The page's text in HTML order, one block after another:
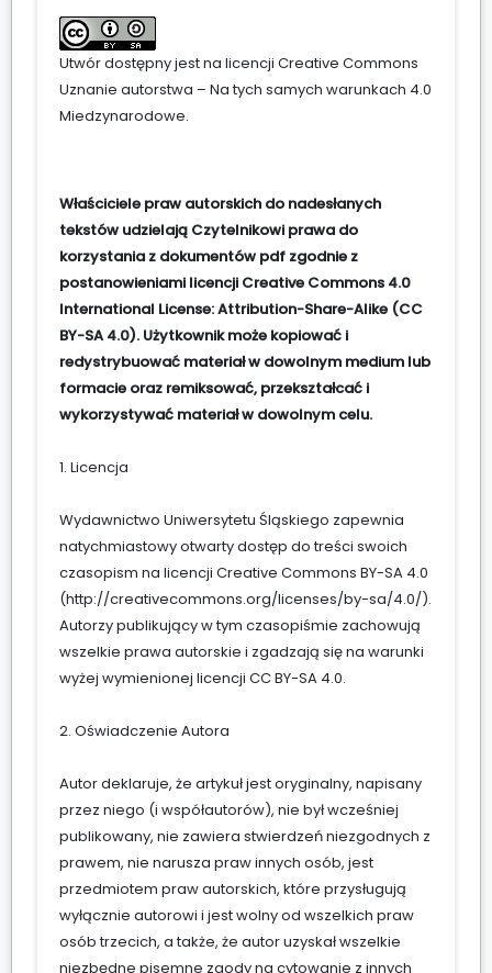
Utwór dostępny jest na licencji Creative Commons
Uznanie autorstwa – Na tych samych warunkach 4.0
Miedzynarodowe.
Właściciele praw autorskich do nadesłanych
tekstów udzielają Czytelnikowi prawa do
korzystania z dokumentów pdf zgodnie z
postanowieniami licencji Creative Commons 4.0
International License: Attribution-Share-Alike (CC
BY-SA 4.0). Użytkownik może kopiować i
redystrybuować materiał w dowolnym medium lub
formacie oraz remiksować, przekształcać i
wykorzystywać materiał w dowolnym celu.
1. Licencja
Wydawnictwo Uniwersytetu Śląskiego zapewnia
natychmiastowy otwarty dostęp do treści swoich
czasopism na licencji Creative Commons BY-SA 4.0
(http://creativecommons.org/licenses/by-sa/4.0/).
Autorzy publikujący w tym czasopiśmie zachowują
wszelkie prawa autorskie i zgadzają się na warunki
wyżej wymienionej licencji CC BY-SA 4.0.
2. Oświadczenie Autora
Autor deklaruje, że artykuł jest oryginalny, napisany
przez niego (i współautorów), nie był wcześniej
publikowany, nie zawiera stwierdzeń niezgodnych z
prawem, nie narusza praw innych osób, jest
przedmiotem praw autorskich, które przysługują
wyłącznie autorowi i jest wolny od wszelkich praw
osób trzecich, a także, że autor uzyskał wszelkie
niezbędne pisemne zgody na cytowanie z innych